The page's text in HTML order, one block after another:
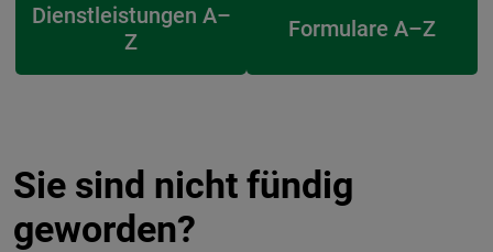
Dienstleistungen A–
Z
Formulare A–Z
Sie sind nicht fündig
geworden?